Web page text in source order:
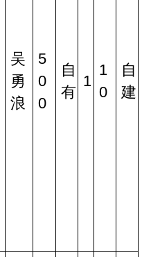
吴
勇
浪
5
0
0
自
有
1
1
0
自
建